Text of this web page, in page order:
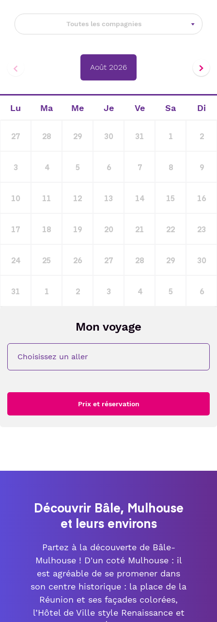
Toutes les compagnies
Août 2026
Lu Ma Me Je Ve Sa Di
27 28 29 30 31 1 2
3 4 5 6 7 8 9
10 11 12 13 14 15 16
17 18 19 20 21 22 23
24 25 26 27 28 29 30
31 1 2 3 4 5 6
Mon voyage
Choisissez un aller
Prix et réservation
Découvrir Bâle, Mulhouse
et leurs environs
Partez à la découverte de Bâle-
Mulhouse ! D'un coté Mulhouse : il
est agréable de se promener dans
son centre historique : la place de la
Réunion et ses façades colorées,
l’Hôtel de Ville style Renaissance et